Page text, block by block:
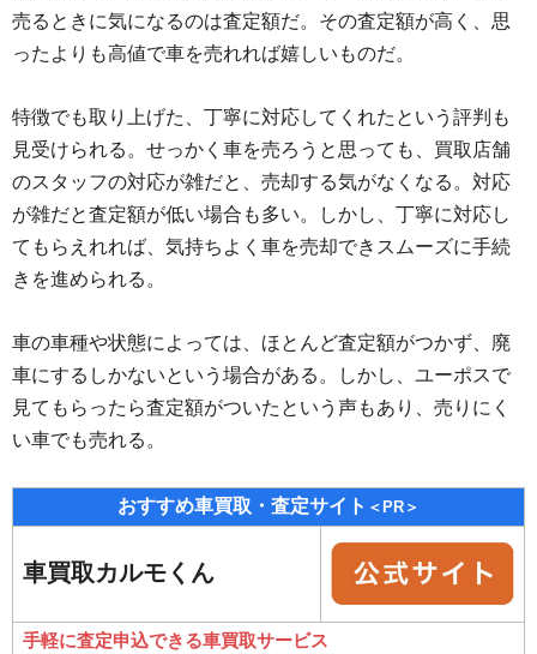
売るときに気になるのは査定額だ。その査定額が高く、思
ったよりも高値で車を売れれば嬉しいものだ。
特徴でも取り上げた、丁寧に対応してくれたという評判も
見受けられる。せっかく車を売ろうと思っても、買取店舗
のスタッフの対応が雑だと、売却する気がなくなる。対応
が雑だと査定額が低い場合も多い。しかし、丁寧に対応し
てもらえれれば、気持ちよく車を売却できスムーズに手続
きを進められる。
車の車種や状態によっては、ほとんど査定額がつかず、廃
車にするしかないという場合がある。しかし、ユーポスで
見てもらったら査定額がついたという声もあり、売りにく
い車でも売れる。
おすすめ車買取・査定サイト ＜PR＞
車買取カルモくん
手軽に査定申込できる車買取サービス